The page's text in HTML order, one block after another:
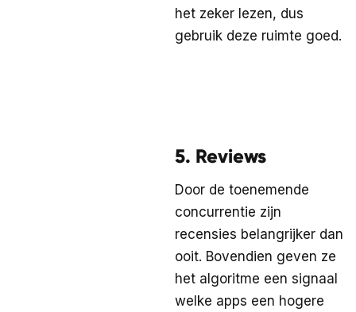
het zeker lezen, dus
gebruik deze ruimte goed.
5. Reviews
Door de toenemende
concurrentie zijn
recensies belangrijker dan
ooit. Bovendien geven ze
het algoritme een signaal
welke apps een hogere